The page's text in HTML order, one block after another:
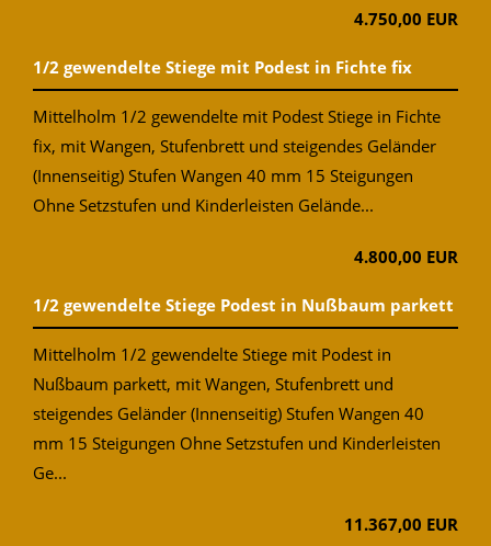
4.750,00 EUR
1/2 gewendelte Stiege mit Podest in Fichte fix
Mittelholm 1/2 gewendelte mit Podest Stiege in Fichte
fix, mit Wangen, Stufenbrett und steigendes Geländer
(Innenseitig) Stufen Wangen 40 mm 15 Steigungen
Ohne Setzstufen und Kinderleisten Gelände...
4.800,00 EUR
1/2 gewendelte Stiege Podest in Nußbaum parkett
Mittelholm 1/2 gewendelte Stiege mit Podest in
Nußbaum parkett, mit Wangen, Stufenbrett und
steigendes Geländer (Innenseitig) Stufen Wangen 40
mm 15 Steigungen Ohne Setzstufen und Kinderleisten
Ge...
11.367,00 EUR